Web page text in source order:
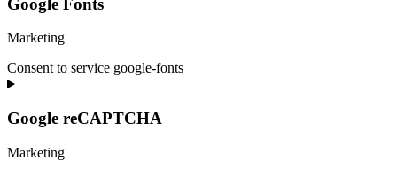
Marketing
Consent to service google-fonts
Google reCAPTCHA
Marketing